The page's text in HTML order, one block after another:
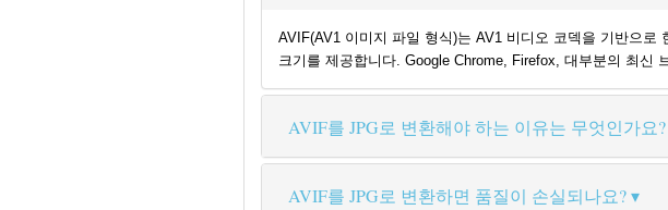
AVIF(AV1 이미지 파일 형식)는 AV1 비디오 코덱을 기반으
크기를 제공합니다. Google Chrome, Firefox, 대부분의 최신
AVIF를 JPG로 변환해야 하는 이유는 무엇인가요?
AVIF를 JPG로 변환하면 품질이 손실되나요?